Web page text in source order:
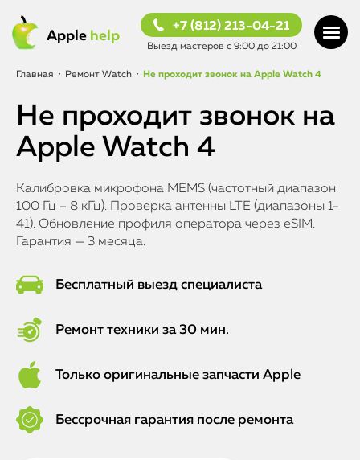
Apple help
+7 (812) 213-04-21
Выезд мастеров с 9:00 до 21:00
Главная • Ремонт Watch • Не проходит звонок на Apple Watch 4
Не проходит звонок на
Apple Watch 4
Калибровка микрофона MEMS (частотный диапазон
100 Гц – 8 кГц). Проверка антенны LTE (диапазоны 1-
41). Обновление профиля оператора через eSIM.
Гарантия — 3 месяца.
Бесплатный выезд специалиста
Ремонт техники за 30 мин.
Только оригинальные запчасти Apple
Бессрочная гарантия после ремонта